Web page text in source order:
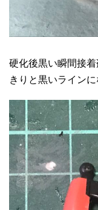
硬化後黒い瞬間接
きりと黒いラインに